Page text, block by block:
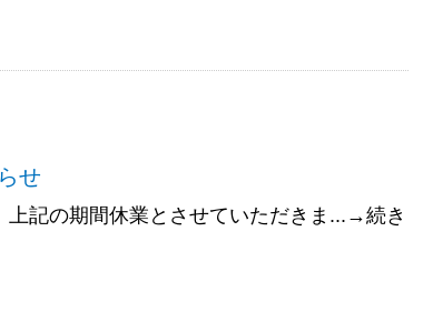
せ
記の期間休業とさせていただきま...→続き